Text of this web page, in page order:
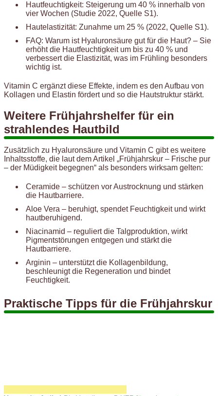
Hautfeuchtigkeit: Steigerung um 40 % innerhalb von
vier Wochen (Studie 2022, Quelle S1).
Hautelastizität: Zunahme um 25 % (2022, Quelle S1).
FAQ: Warum ist Hyaluronsäure gut für die Haut? – Sie
erhöht die Hautfeuchtigkeit um bis zu 40 % und
verbessert die Elastizität, was im Frühling besonders
wichtig ist.
Vitamin C ergänzt diese Effekte, indem es den Aufbau von
Kollagen und Elastin fördert und so die Hautstruktur stärkt.
Weitere Frühjahrshelfer für ein
strahlendes Hautbild
Zusätzlich zu Hyaluronsäure und Vitamin C gibt es weitere
Inhaltsstoffe, die laut dem Artikel „Frühjahrskur – Frische pur
– der Müdigkeit begegnen“ als besonders wirksam gelten:
Ceramide – schützen vor Austrocknung und stärken
die Hautbarriere.
Aloe Vera – beruhigt, spendet Feuchtigkeit und wirkt
hautberuhigend.
Niacinamid – reguliert die Talgproduktion, wirkt
Pigmentstörungen entgegen und stärkt die
Hautbarriere.
Arginin – unterstützt die Kollagenbildung,
beschleunigt die Regeneration und bindet
Feuchtigkeit.
Praktische Tipps für die Frühjahrskur